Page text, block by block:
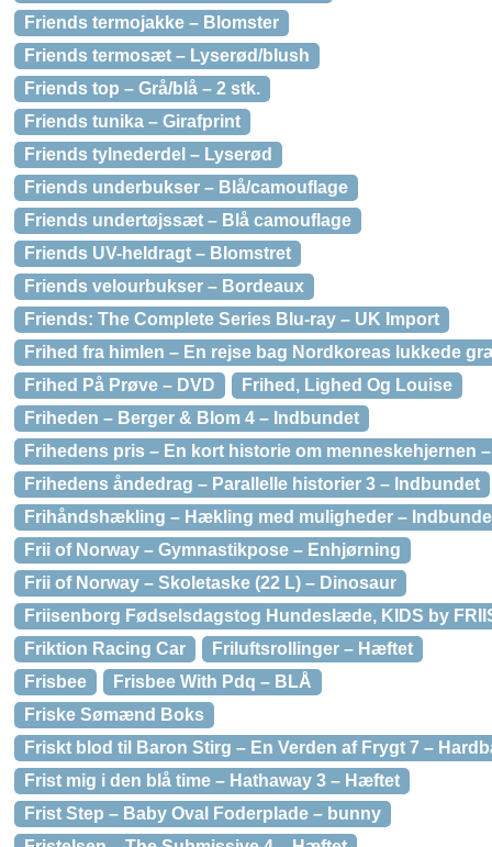
Friends termojakke – Blomster
Friends termosæt – Lyserød/blush
Friends top – Grå/blå – 2 stk.
Friends tunika – Girafprint
Friends tylnederdel – Lyserød
Friends underbukser – Blå/camouflage
Friends undertøjssæt – Blå camouflage
Friends UV-heldragt – Blomstret
Friends velourbukser – Bordeaux
Friends: The Complete Series Blu-ray – UK Import
Frihed fra himlen – En rejse bag Nordkoreas lukkede
Frihed På Prøve – DVD
Frihed, Lighed Og Louise
Friheden – Berger & Blom 4 – Indbundet
Frihedens pris – En kort historie om menneskehjernen
Frihedens åndedrag – Parallelle historier 3 – Indbundet
Frihåndshækling – Hækling med muligheder –
Frii of Norway – Gymnastikpose – Enhjørning
Frii of Norway – Skoletaske (22 L) – Dinosaur
Friisenborg Fødselsdagstog Hundeslæde, KIDS by
Friktion Racing Car
Friluftsrollinger – Hæftet
Frisbee
Frisbee With Pdq – BLÅ
Friske Sømænd Boks
Friskt blod til Baron Stirg – En Verden af Frygt 7 –
Frist mig i den blå time – Hathaway 3 – Hæftet
Frist Step – Baby Oval Foderplade – bunny